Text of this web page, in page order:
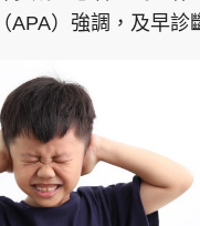
APA）強調，及早診